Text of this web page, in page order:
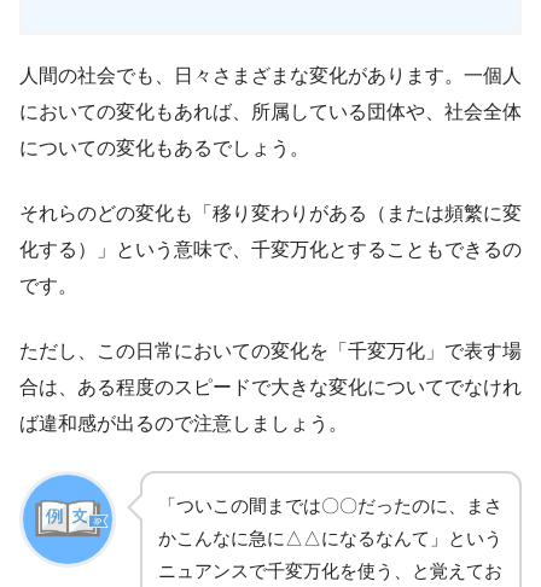
人間の社会でも、日々さまざまな変化があります。一個人
においての変化もあれば、所属している団体や、社会全体
についての変化もあるでしょう。
それらのどの変化も「移り変わりがある（または頻繁に変
化する）」という意味で、千変万化とすることもできるの
です。
ただし、この日常においての変化を「千変万化」で表す場
合は、ある程度のスピードで大きな変化についてでなけれ
ば違和感が出るので注意しましょう。
「ついこの間までは〇〇だったのに、まさ
かこんなに急に△△になるなんて」という
ニュアンスで千変万化を使う、と覚えてお